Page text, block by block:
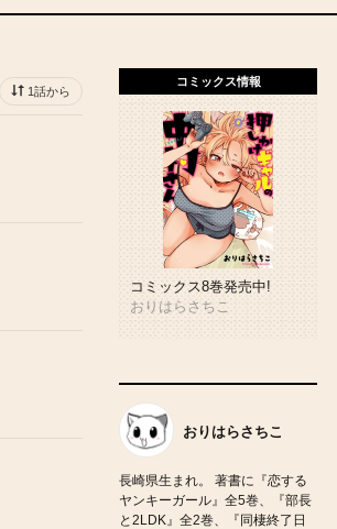
1話から
コミックス情報
コミックス8巻発売中!
おりはらさちこ
おりはらさちこ
長崎県生まれ。 著書に『恋する
ヤンキーガール』全5巻、『部長
と2LDK』全2巻、『同棲終了日